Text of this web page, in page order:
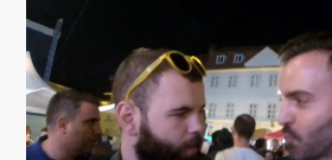
MUSIC,
ARTISTI
SI
BRAND-
URI